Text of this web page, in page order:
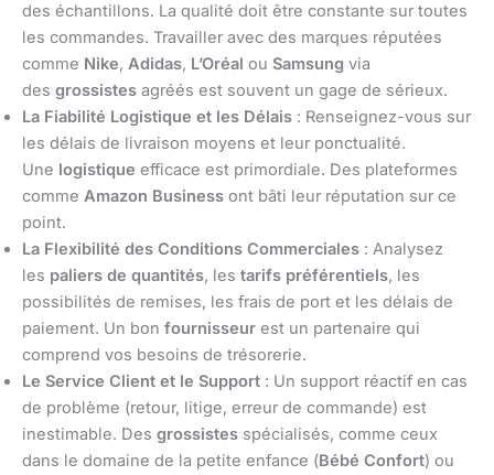
des échantillons. La qualité doit être constante sur toutes
les commandes. Travailler avec des marques réputées
comme Nike, Adidas, L’Oréal ou Samsung via
des grossistes agréés est souvent un gage de sérieux.
La Fiabilité Logistique et les Délais : Renseignez-vous sur
les délais de livraison moyens et leur ponctualité.
Une logistique efficace est primordiale. Des plateformes
comme Amazon Business ont bâti leur réputation sur ce
point.
La Flexibilité des Conditions Commerciales : Analysez
les paliers de quantités, les tarifs préférentiels, les
possibilités de remises, les frais de port et les délais de
paiement. Un bon fournisseur est un partenaire qui
comprend vos besoins de trésorerie.
Le Service Client et le Support : Un support réactif en cas
de problème (retour, litige, erreur de commande) est
inestimable. Des grossistes spécialisés, comme ceux
dans le domaine de la petite enfance (Bébé Confort) ou